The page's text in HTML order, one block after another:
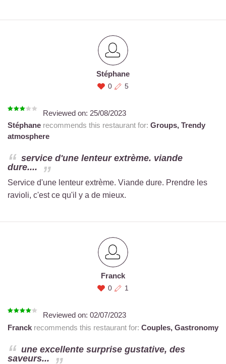
Stéphane
0 5
Reviewed on: 25/08/2023
Stéphane recommends this restaurant for: Groups, Trendy
atmosphere
service d'une lenteur extrème. viande
dure....
Service d'une lenteur extrème. Viande dure. Prendre les
ravioli, c'est ce qu'il y a de mieux.
Franck
0 1
Reviewed on: 02/07/2023
Franck recommends this restaurant for: Couples, Gastronomy
une excellente surprise gustative, des
saveurs...